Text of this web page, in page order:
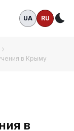
UA RU
в Крыму
в